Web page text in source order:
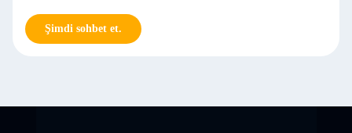
Şimdi sohbet et.